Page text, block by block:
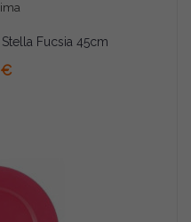
Fucsia 45cm
€